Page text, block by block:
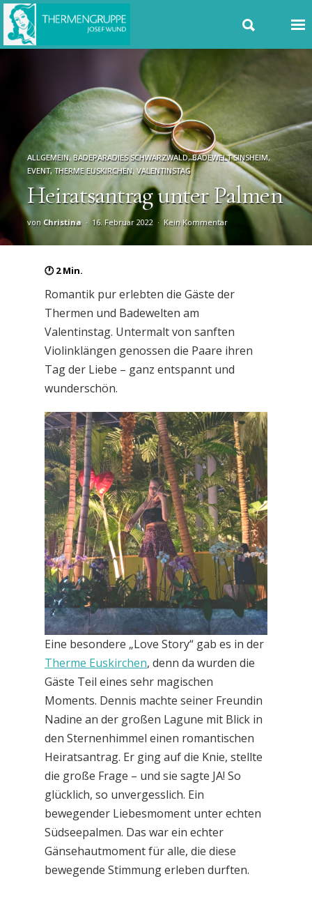
ALLGEMEIN, BADEPARADIES SCHWARZWALD,BADEWELT SINSHEIM,
EVENT, THERME EUSKIRCHEN, VALENTINSTAG
Heiratsantrag unter Palmen
von Christina 16. Februar 2022 Kein Kommentar
Romantik pur erlebten die Gäste der
Thermen und Badewelten am
Valentinstag. Untermalt von sanften
Violinklängen genossen die Paare ihren
Tag der Liebe – ganz entspannt und
wunderschön.
Eine besondere „Love Story“ gab es in der
Therme Euskirchen, denn da wurden die
Gäste Teil eines sehr magischen
Moments. Dennis machte seiner Freundin
Nadine an der großen Lagune mit Blick in
den Sternenhimmel einen romantischen
Heiratsantrag. Er ging auf die Knie, stellte
die große Frage – und sie sagte JA! So
glücklich, so unvergesslich. Ein
bewegender Liebesmoment unter echten
Südseepalmen. Das war ein echter
Gänsehautmoment für alle, die diese
bewegende Stimmung erleben durften.